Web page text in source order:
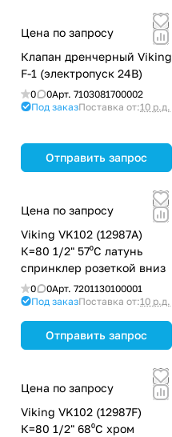
Цена по запросу
Клапан дренчерный Viking
F-1 (электропуск 24В)
0 0Арт. 7103081700002
Под заказПоставка от:10 р.д.
Отправить запрос
Цена по запросу
Viking VK102 (12987A)
К=80 1/2" 57⁰С латунь
спринклер розеткой вниз
0 0Арт. 7201130100001
Под заказПоставка от:10 р.д.
Отправить запрос
Цена по запросу
Viking VK102 (12987F)
К=80 1/2" 68⁰С хром